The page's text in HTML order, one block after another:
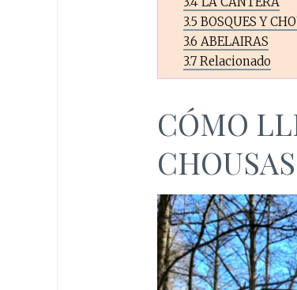
3.5 BOSQUES Y
3.6 ABELAIRAS
3.7 Relacionado
CÓMO
CHOUSAS